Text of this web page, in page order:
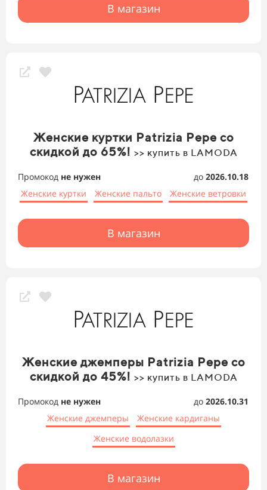
В магазин
Женские куртки Patrizia Pepe со
скидкой до 65%! >> купить в LAMODA
Промокод не нужен до 2026.10.18
Женские куртки
Женские пальто Женские ветровки
В магазин
Женские джемперы Patrizia Pepe со
скидкой до 45%! >> купить в LAMODA
Промокод не нужен до 2026.10.31
Женские джемперы
Женские кардиганы
Женские водолазки
В магазин